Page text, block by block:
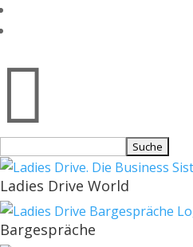

nach:
Ladies Drive World
Bargespräche